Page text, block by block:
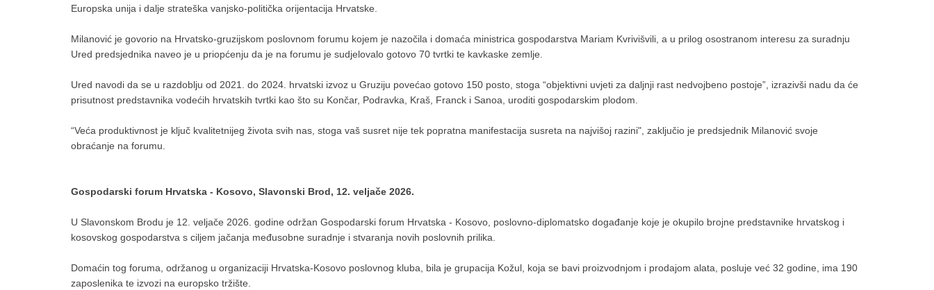
Europska unija i dalje strateška vanjsko-politička orijentacija Hrvatske.
Milanović je govorio na Hrvatsko-gruzijskom poslovnom forumu kojem je nazočila i domaća ministrica gospodarstva Mariam Kvrivišvili, a u prilog osostranom interesu za suradnju
Ured predsjednika naveo je u priopćenju da je na forumu je sudjelovalo gotovo 70 tvrtki te kavkaske zemlje.
Ured navodi da se u razdoblju od 2021. do 2024. hrvatski izvoz u Gruziju povećao gotovo 150 posto, stoga “objektivni uvjeti za daljnji rast nedvojbeno postoje”, izrazivši nadu da će
prisutnost predstavnika vodećih hrvatskih tvrtki kao što su Končar, Podravka, Kraš, Franck i Sanoa, uroditi gospodarskim plodom.
“Veća produktivnost je ključ kvalitetnijeg života svih nas, stoga vaš susret nije tek popratna manifestacija susreta na najvišoj razini", zaključio je predsjednik Milanović svoje
obraćanje na forumu.
Gospodarski forum Hrvatska - Kosovo, Slavonski Brod, 12. veljače 2026.
U Slavonskom Brodu je 12. veljače 2026. godine održan Gospodarski forum Hrvatska - Kosovo, poslovno-diplomatsko događanje koje je okupilo brojne predstavnike hrvatskog i
kosovskog gospodarstva s ciljem jačanja međusobne suradnje i stvaranja novih poslovnih prilika.
Domaćin tog foruma, održanog u organizaciji Hrvatska-Kosovo poslovnog kluba, bila je grupacija Kožul, koja se bavi proizvodnjom i prodajom alata, posluje već 32 godine, ima 190
zaposlenika te izvozi na europsko tržište.